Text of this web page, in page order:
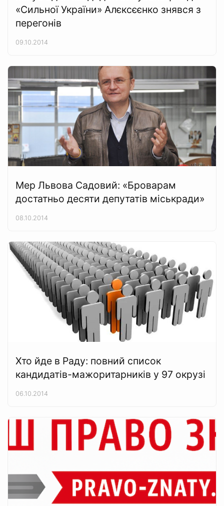
«Сильної України» Алєксєєнко знявся з
перегонів
09.10.2014
Мер Львова Садовий: «Броварам
достатньо десяти депутатів міськради»
08.10.2014
Хто йде в Раду: повний список
кандидатів-мажоритарників у 97 окрузі
06.10.2014